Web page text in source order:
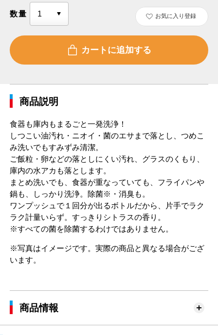
数量 お気に入り登録
商品説明
食器も庫内もまるごと一発洗浄！
しつこい油汚れ・ニオイ・菌のエサまで落とし、つめこ
み洗いでもすみずみ清潔。
ご飯粒・卵などの落としにくい汚れ、グラスのくもり、
庫内の水アカも落とします。
まとめ洗いでも、食器が重なっていても、フライパンや
鍋も、しっかり洗浄。除菌※・消臭も。
ワンプッシュで１回分が出るボトルだから、片手でラク
ラク計量いらず。すっきりシトラスの香り。
※すべての菌を除菌するわけではありません。
※写真はイメージです。実際の商品と異なる場合がござ
います。
商品情報